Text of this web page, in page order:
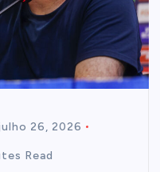
26, 2026
Read